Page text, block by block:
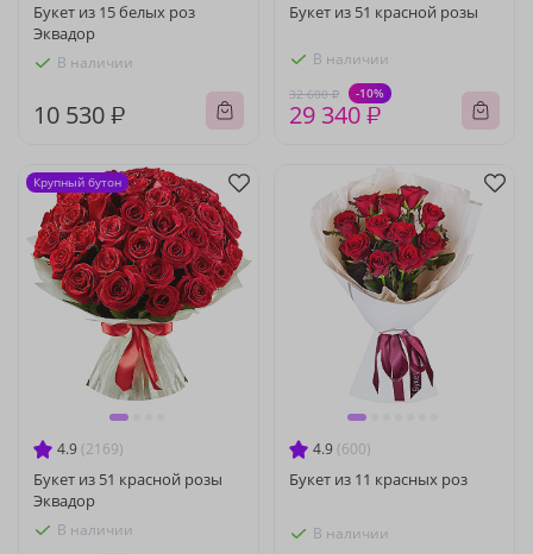
Букет из 15 белых роз
Эквадор
В наличии
10 530 ₽
Букет из 51 красной розы
В наличии
32 600 ₽ -10%
29 340 ₽
4.9 (2169)
Букет из 51 красной розы
Эквадор
В наличии
Крупный бутон
4.9 (600)
Букет из 11 красных роз
В наличии